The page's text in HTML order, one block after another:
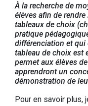
À la recherche de
élèves afin de
tableaux de choix
pratique
différenciation et qui
tableau de choix est
permet aux élèves
apprendront un
démonstration de
Pour en savoir plus,